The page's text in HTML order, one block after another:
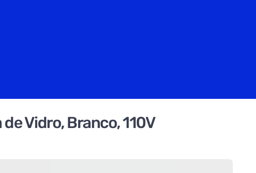
Vidro, Branco, 110V